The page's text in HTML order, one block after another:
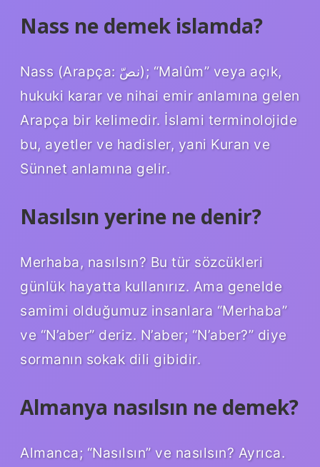
Nass ne demek islamda?
Nass (Arapça: نصّ); “Malûm” veya açık,
hukuki karar ve nihai emir anlamına gelen
Arapça bir kelimedir. İslami terminolojide
bu, ayetler ve hadisler, yani Kuran ve
Sünnet anlamına gelir.
Nasılsın yerine ne denir?
Merhaba, nasılsın? Bu tür sözcükleri
günlük hayatta kullanırız. Ama genelde
samimi olduğumuz insanlara “Merhaba”
ve “N’aber” deriz. N’aber; “N’aber?” diye
sormanın sokak dili gibidir.
Almanya nasılsın ne demek?
Almanca; “Nasılsın” ve nasılsın? Ayrıca.